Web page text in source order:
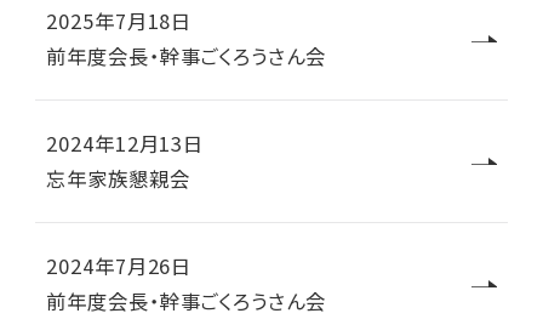
2025年7月18日
前年度会長・幹事ごくろうさん会
2024年12月13日
忘年家族懇親会
2024年7月26日
前年度会長・幹事ごくろうさん会